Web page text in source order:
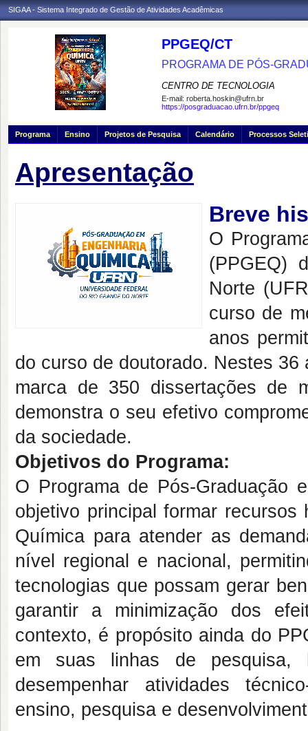
SIGAA - Sistema Integrado de Gestão de Atividades Acadêmicas
PPGEQ/CT
PROGRAMA DE PÓS-
CENTRO DE TECNOLOGIA
E-mail: roberta.hoskin@ufrn.br
https://posgraduacao.ufrn.br/ppgeq
Programa Ensino Projetos de Pesquisa Calendário Processos
Apresentação
Breve
O
(PPGEQ)
Norte
curso de
anos
do curso de doutorado. Nestes
marca de 350 dissertações de
demonstra o seu efetivo
da sociedade.
Objetivos do Programa:
O Programa de Pós-Graduação
objetivo principal formar
Química para atender as
nível regional e nacional,
tecnologias que possam gerar
garantir a minimização dos
contexto, é propósito ainda do
em suas linhas de pesquisa,
desempenhar atividades
ensino, pesquisa e